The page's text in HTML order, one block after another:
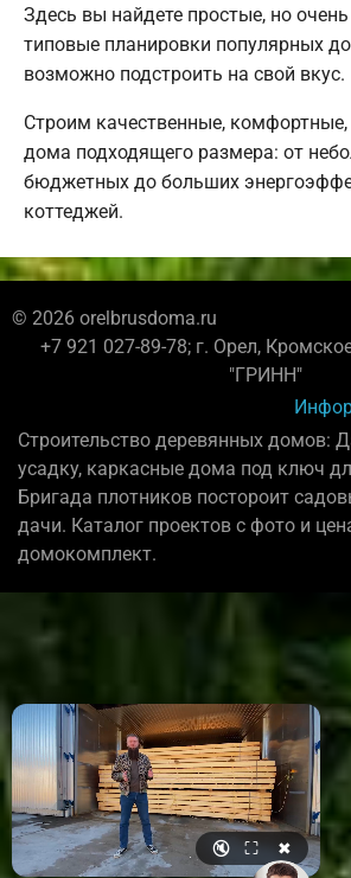
Здесь вы найдете простые, но
типовые планировки популярных
возможно подстроить на свой вкус.
Строим качественные,
дома подходящего размера: от
бюджетных до больших
коттеджей.
© 2026 orelbrusdoma.ru
+7 921 027-89-78; г. Орел,
"ГРИНН"
Строительство деревянных домов:
усадку, каркасные дома под ключ
Бригада плотников постороит
дачи. Каталог проектов с фото и
домокомплект.
🔇 ⛶ ✖